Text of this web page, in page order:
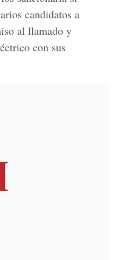
candidatos a
al llamado y
con sus